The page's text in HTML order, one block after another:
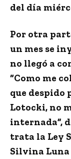
del día
Por otra
un mes se
no llegó a
“Como me
que despido
Lotocki, no
internada”,
trata la Ley
Silvina Luna